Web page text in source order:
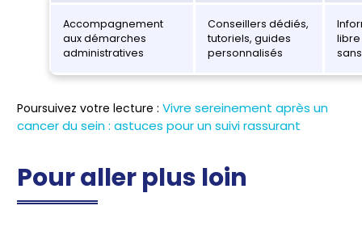
Accompagnement
aux démarches
administratives
Conseillers dédiés,
tutoriels, guides
personnalisés
Poursuivez votre lecture : Vivre sereinement après un
cancer du sein : astuces pour un suivi rassurant
Pour aller plus loin